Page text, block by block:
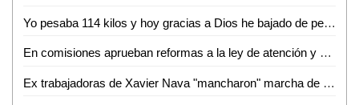
Yo pesaba 114 kilos y hoy gracias a Dios he bajado de peso y estoy sano: José Luis Gómez
En comisiones aprueban reformas a la ley de atención y apoyo a migrantes del estado: Dip. José Ramón Torres García
Ex trabajadoras de Xavier Nava "mancharon" marcha de enfermeras: Gabino Morales